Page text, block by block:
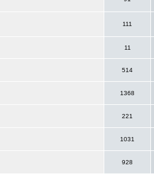
111
11
514
1368
221
1031
928